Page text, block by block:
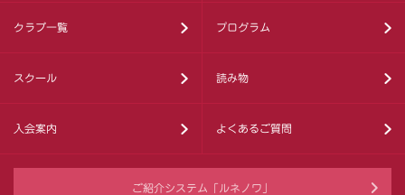
クラブ一覧 プログラム
スクール 読み物
入会案内 よくあるご質問
ご紹介システム「ルネノワ」